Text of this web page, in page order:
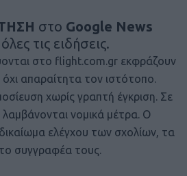
στο Google News
τις ειδήσεις.
στο flight.com.gr εκφράζουν
απαραίτητα τον ιστότοπο.
χωρίς γραπτή έγκριση. Σε
νομικά μέτρα. Ο
ελέγχου των σχολίων, τα
συγγραφέα τους.